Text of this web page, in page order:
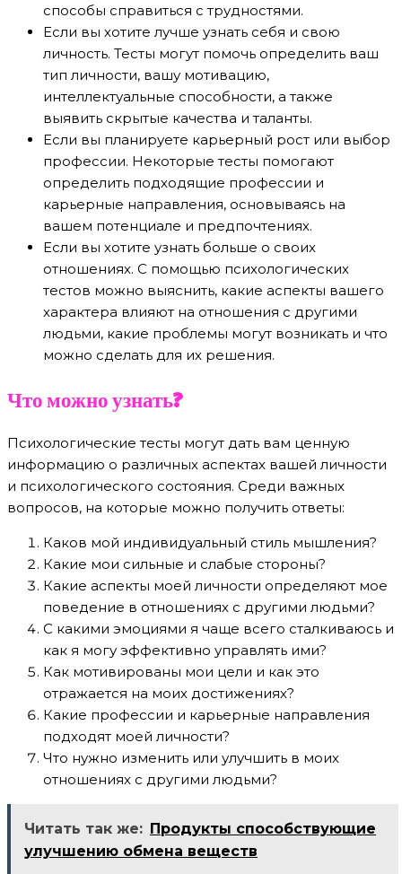
способы справиться с трудностями.
Если вы хотите лучше узнать себя и свою
личность. Тесты могут помочь определить ваш
тип личности, вашу мотивацию,
интеллектуальные способности, а также
выявить скрытые качества и таланты.
Если вы планируете карьерный рост или выбор
профессии. Некоторые тесты помогают
определить подходящие профессии и
карьерные направления, основываясь на
вашем потенциале и предпочтениях.
Если вы хотите узнать больше о своих
отношениях. С помощью психологических
тестов можно выяснить, какие аспекты вашего
характера влияют на отношения с другими
людьми, какие проблемы могут возникать и что
можно сделать для их решения.
Что можно узнать?
Психологические тесты могут дать вам ценную
информацию о различных аспектах вашей личности
и психологического состояния. Среди важных
вопросов, на которые можно получить ответы:
Каков мой индивидуальный стиль мышления?
Какие мои сильные и слабые стороны?
Какие аспекты моей личности определяют мое
поведение в отношениях с другими людьми?
С какими эмоциями я чаще всего сталкиваюсь и
как я могу эффективно управлять ими?
Как мотивированы мои цели и как это
отражается на моих достижениях?
Какие профессии и карьерные направления
подходят моей личности?
Что нужно изменить или улучшить в моих
отношениях с другими людьми?
Читать так же: Продукты способствующие
улучшению обмена веществ